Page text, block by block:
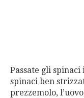
Passate gli
spinaci ben
prezzemolo,